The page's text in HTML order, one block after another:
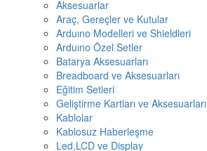
Aksesuarlar
Araç, Gereçler ve Kutular
Arduıno Modelleri ve Shieldleri
Arduıno Özel Setler
Batarya Aksesuarları
Breadboard ve Aksesuarları
Eğitim Setleri
Geliştirme Kartları ve Aksesuarları
Kablolar
Kablosuz Haberleşme
Led,LCD ve Display